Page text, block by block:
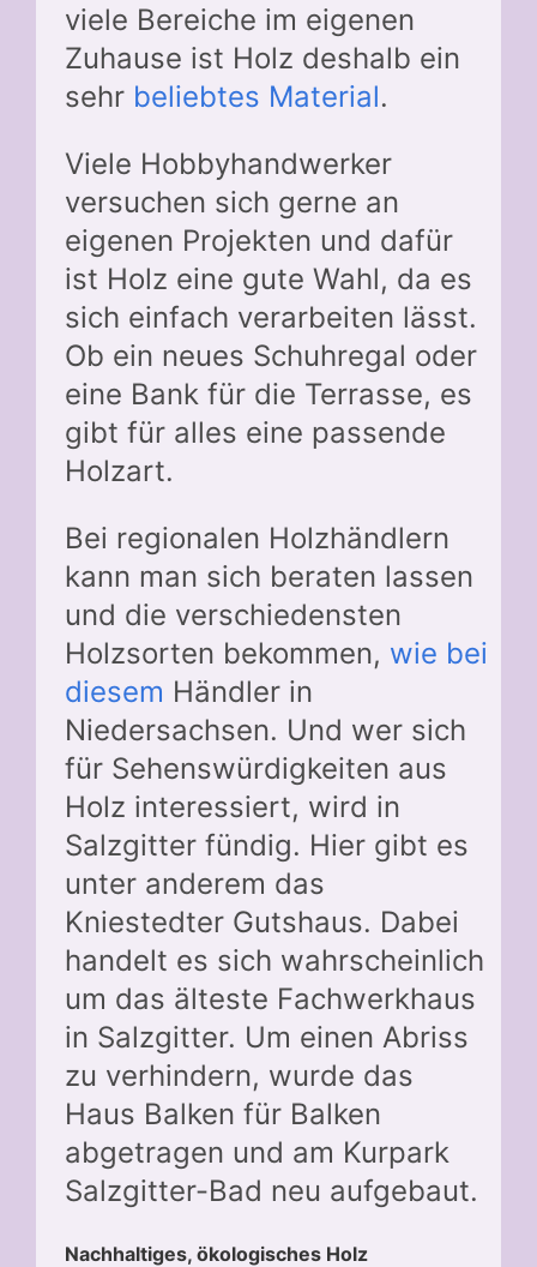
viele Bereiche im eigenen
Zuhause ist Holz deshalb ein
sehr beliebtes Material.
Viele Hobbyhandwerker
versuchen sich gerne an
eigenen Projekten und dafür
ist Holz eine gute Wahl, da es
sich einfach verarbeiten lässt.
Ob ein neues Schuhregal oder
eine Bank für die Terrasse, es
gibt für alles eine passende
Holzart.
Bei regionalen Holzhändlern
kann man sich beraten lassen
und die verschiedensten
Holzsorten bekommen, wie bei
diesem Händler in
Niedersachsen. Und wer sich
für Sehenswürdigkeiten aus
Holz interessiert, wird in
Salzgitter fündig. Hier gibt es
unter anderem das
Kniestedter Gutshaus. Dabei
handelt es sich wahrscheinlich
um das älteste Fachwerkhaus
in Salzgitter. Um einen Abriss
zu verhindern, wurde das
Haus Balken für Balken
abgetragen und am Kurpark
Salzgitter-Bad neu aufgebaut.
Nachhaltiges, ökologisches Holz